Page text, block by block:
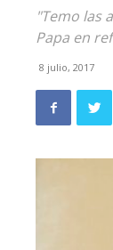
"Temo las
Papa en
8 julio, 2017